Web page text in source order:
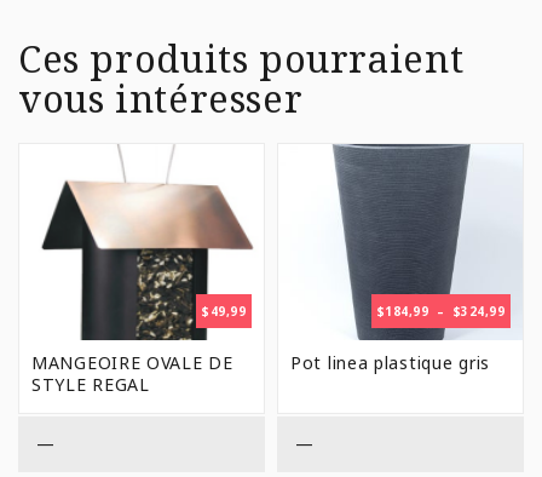
Ces produits pourraient
vous intéresser
$ 49,99
MANGEOIRE OVALE DE
STYLE REGAL
—
$184,99 – $324,99
DE
Pot linea plastique gris
—